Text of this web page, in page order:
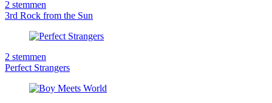
2 stemmen
3rd Rock from the Sun
2 stemmen
Perfect Strangers